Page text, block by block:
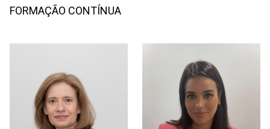
FORMAÇÃO CONTÍNUA